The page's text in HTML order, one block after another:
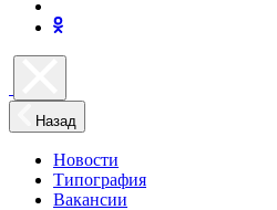
Назад
Новости
Типография
Вакансии